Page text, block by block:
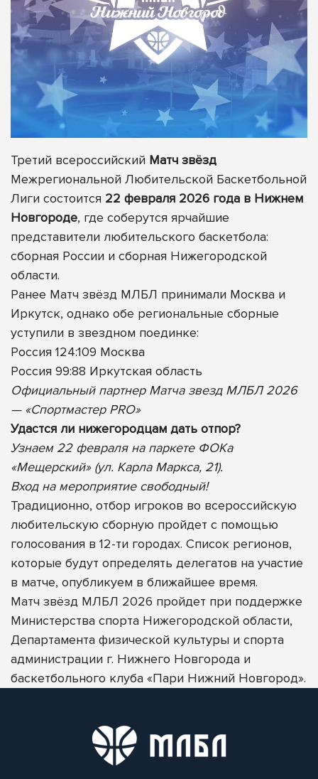
Третий всероссийский Матч звёзд
Межрегиональной Любительской Баскетбольной
Лиги состоится 22 февраля 2026 года в Нижнем
Новгороде, где соберутся ярчайшие
представители любительского баскетбола:
сборная России и сборная Нижегородской
области.
Ранее Матч звёзд МЛБЛ принимали Москва и
Иркутск, однако обе региональные сборные
уступили в звездном поединке:
Россия 124:109 Москва
Россия 99:88 Иркутская область
Официальный партнер Матча звезд МЛБЛ 2026
— «Спортмастер PRO»
Удастся ли нижегородцам дать отпор?
Узнаем 22 февраля на паркете ФОКа
«Мещерский» (ул. Карла Маркса, 21).
Вход на мероприятие свободный!
Традиционно, отбор игроков во всероссийскую
любительскую сборную пройдет с помощью
голосования в 12-ти городах. Список регионов,
которые будут определять делегатов на участие
в матче, опубликуем в ближайшее время.
Матч звёзд МЛБЛ 2026 пройдет при поддержке
Министерства спорта Нижегородской области,
Департамента физической культуры и спорта
администрации г. Нижнего Новгорода и
баскетбольного клуба «Пари Нижний Новгород».